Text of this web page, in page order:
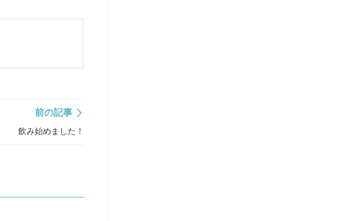
前の記事
飲み始めました！